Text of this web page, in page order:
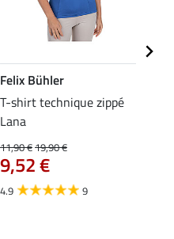
Felix Bühler
T-shirt technique zippé
Lana
11,90 €19,90 €
9,52 €
4.9 9